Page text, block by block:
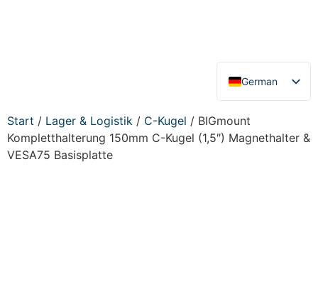
German
English
Start / Lager & Logistik / C-Kugel / BIGmount
Kompletthalterung 150mm C-Kugel (1,5″) Magnethalter &
VESA75 Basisplatte